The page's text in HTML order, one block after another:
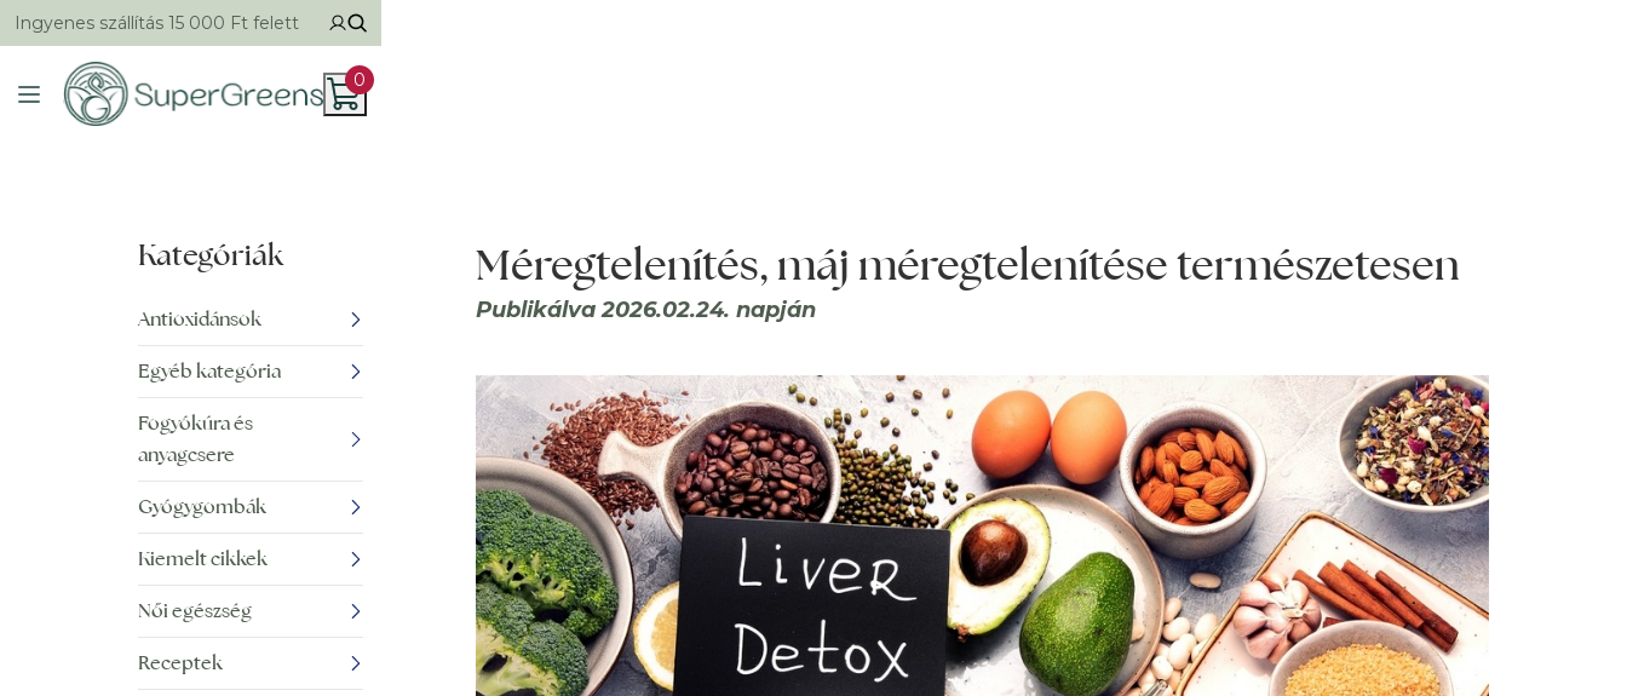
Ingyenes szállítás 15 000 Ft felett
0
Méregtelenítés, máj méregtelenítése természetesen
Publikálva 2026.02.24. napján
Kategóriák
Antioxidánsok
Egyéb kategória
Fogyókúra és
anyagcsere
Gyógygombák
Kiemelt cikkek
Női egészség
Receptek